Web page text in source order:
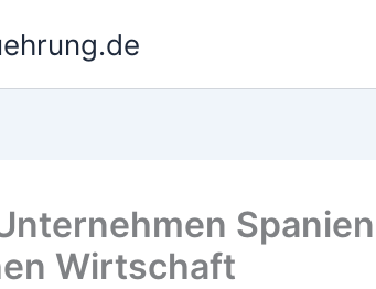
Wirtschaft